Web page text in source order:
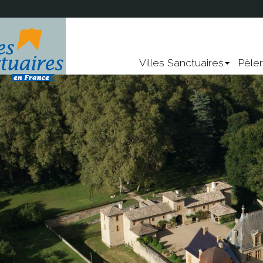
Villes Sanctuaires
Nevers
Sainte-Anne-d'Auray
Points communs
UNESCO
Les chemins
La Vierge Marie
Panorama, environnement,
Rocamadour
Vendeville
? Les chemins de